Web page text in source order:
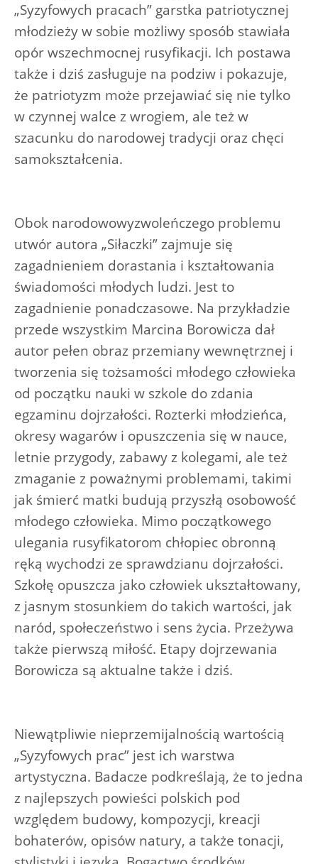
„Syzyfowych pracach” garstka patriotycznej
młodzieży w sobie możliwy sposób stawiała
opór wszechmocnej rusyfikacji. Ich postawa
także i dziś zasługuje na podziw i pokazuje,
że patriotyzm może przejawiać się nie tylko
w czynnej walce z wrogiem, ale też w
szacunku do narodowej tradycji oraz chęci
samokształcenia.
Obok narodowowyzwoleńczego problemu
utwór autora „Siłaczki” zajmuje się
zagadnieniem dorastania i kształtowania
świadomości młodych ludzi. Jest to
zagadnienie ponadczasowe. Na przykładzie
przede wszystkim Marcina Borowicza dał
autor pełen obraz przemiany wewnętrznej i
tworzenia się tożsamości młodego człowieka
od początku nauki w szkole do zdania
egzaminu dojrzałości. Rozterki młodzieńca,
okresy wagarów i opuszczenia się w nauce,
letnie przygody, zabawy z kolegami, ale też
zmaganie z poważnymi problemami, takimi
jak śmierć matki budują przyszłą osobowość
młodego człowieka. Mimo początkowego
ulegania rusyfikatorom chłopiec obronną
ręką wychodzi ze sprawdzianu dojrzałości.
Szkołę opuszcza jako człowiek ukształtowany,
z jasnym stosunkiem do takich wartości, jak
naród, społeczeństwo i sens życia. Przeżywa
także pierwszą miłość. Etapy dojrzewania
Borowicza są aktualne także i dziś.
Niewątpliwie nieprzemijalnością wartością
„Syzyfowych prac” jest ich warstwa
artystyczna. Badacze podkreślają, że to jedna
z najlepszych powieści polskich pod
względem budowy, kompozycji, kreacji
bohaterów, opisów natury, a także tonacji,